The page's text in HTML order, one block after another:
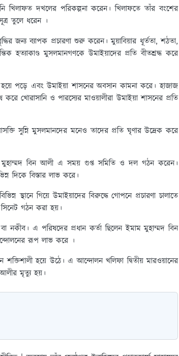
খিলাফত দখলের পরিকল্পনা করেন। খিলাফতে তাঁর বংশের
তুলে ধরেন ।
জন্য ব্যাপক প্রচারণা শুরু করেন। মুয়াবিয়ার ধূর্ততা, শঠতা,
হত্যাকাণ্ড মুসলমানগণকে উমাইয়াদের প্রতি বীতশ্রদ্ধ করে
হয়ে পড়ে এবং উমাইয়া শাসনের অবসান কামনা করে। হাজাজ
খোরাসানি ও পারস্যের মাওয়ালীরা উমাইয়া শাসনের প্রতি
সুন্নি মুসলমানদের মনেও তাদের প্রতি ঘৃণার উদ্রেক করে
মুহাম্মদ বিন আলী এ সময় গুপ্ত সমিতি ও দল গঠন করেন।
দিকে বিস্তার লাভ করে।
স্থানে গিয়ে উমাইয়াদের বিরুদ্ধে গোপনে প্রচারণা চালাতে
গঠন করা হয়।
নকীব। এ পরিষদের প্রধান কর্তা ছিলেন ইমাম মুহাম্মদ বিন
রূপ লাভ করে ।
হয়ে উঠে। এ আন্দোলন খলিফা দ্বিতীয় মারওয়ানের
মৃত্যু হয়।